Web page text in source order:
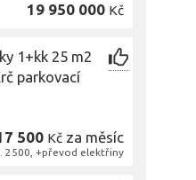
19 950 000 Kč
1+kk 25 m2
parkovací
500 Kč za měsíc
2500, +převod elektřiny